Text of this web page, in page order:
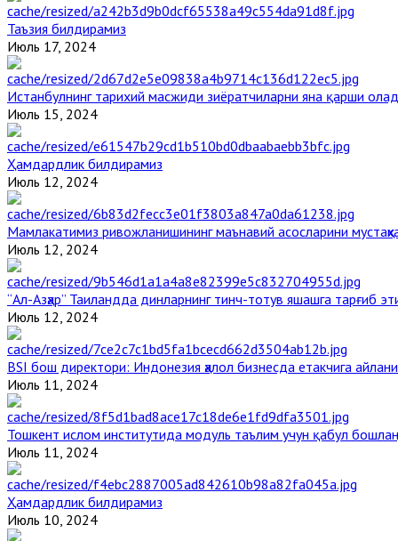
Таъзия билдирамиз
Июль 17, 2024
Истанбулнинг тарихий масжиди зиёратчиларни яна қарши
Июль 15, 2024
Ҳамдардлик билдирамиз
Июль 12, 2024
Мамлакатимиз ривожланишининг маънавий асосларини
Июль 12, 2024
“Ал-Азҳар” Таиландда динларнинг тинч-тотув яшашга тарғиб
Июль 12, 2024
BSI бош директори: Индонезия ҳалол бизнесда етакчига
Июль 11, 2024
Тошкент ислом институтида модуль таълим учун қабул
Июль 11, 2024
Ҳамдардлик билдирамиз
Июль 10, 2024